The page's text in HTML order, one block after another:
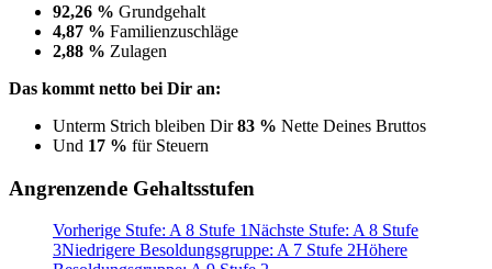
92,26 % Grundgehalt
4,87 % Familienzuschläge
2,88 % Zulagen
Das kommt netto bei Dir an:
Unterm Strich bleiben Dir83 % Nette Deines Bruttos
Und 17 % für Steuern
Angrenzende Gehaltsstufen
Vorherige Stufe: A 8 Stufe 1Nächste Stufe: A 8 Stufe
3Niedrigere Besoldungsgruppe: A 7 Stufe 2Höhere